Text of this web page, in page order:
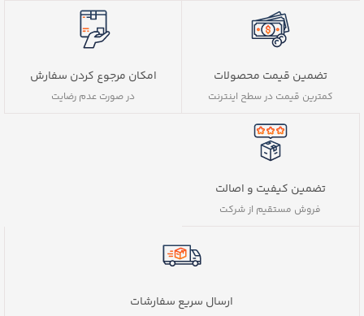
تضمین قیمت محصولات
کمترین قیمت در سطح اینترنت
امکان مرجوع کردن سفارش
در صورت عدم رضایت
تضمین کیفیت و اصالت
فروش مستقیم از شرکت
ارسال سریع سفارشات